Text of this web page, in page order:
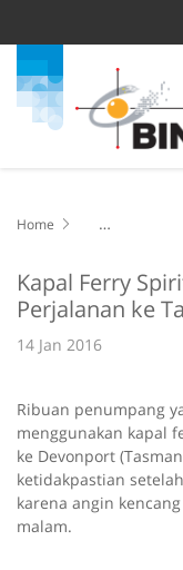
Home
Kapal Ferry
Perjalanan ke
14 Jan 2016
Ribuan penumpang
menggunakan kapal
ke Devonport
ketidakpastian
karena angin
malam.